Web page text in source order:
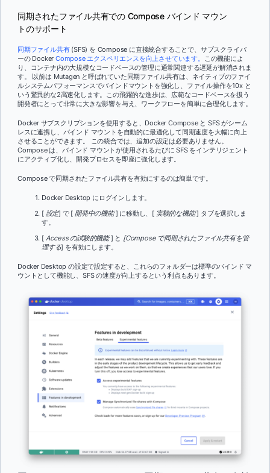
同期されたファイル共有での Compose バインド マウン
トのサポート
同期ファイル共有(SFS) を Compose に直接統合することで、サブスクライバ
ーの Docker Compose エクスペリエンスを向上させています。 この機能によ
り、コンテナ内の大規模なコードベースの管理に通常関連する遅延が解消されま
す。 以前は Mutagen と呼ばれていた同期ファイル共有は、ネイティブのファイ
ルシステムパフォーマンスでバインドマウントを強化し、ファイル操作を10x と
いう驚異的な2高速化します。この飛躍的な進歩は、広範なコードベースを扱う
開発者にとって非常に大きな影響を与え、ワークフローを簡単に合理化します。
Docker サブスクリプションを使用すると、Docker Compose と SFS がシーム
レスに連携し、バインド マウントを自動的に最適化して同期速度を大幅に向上
させることができます。 この統合では、追加の設定は必要ありません。
Compose は、バインド マウントが使用されるたびに SFS をインテリジェント
にアクティブ化し、開発プロセスを即座に強化します。
Compose で同期されたファイル共有を有効にするのは簡単です。
Docker Desktop にログインします。
[ 設定] で [ 開発中の機能] に移動し、[ 実験的な機能] タブを選択しま
す。
[ Access の試験的機能] と [Compose で同期されたファイル共有を管
理する] を有効にします。
Docker Desktop の設定で設定すると、これらのフォルダーは標準のバインド マ
ウントとして機能し、SFS の速度が向上するという利点もあります。